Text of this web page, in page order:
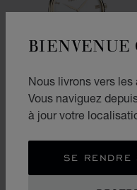
BIENVENUE
Nous livrons vers les
Vous naviguez
à jour votre
SE RENDRE
ALLER À LA
ALLER
PENDULETTE DE
ACHETER